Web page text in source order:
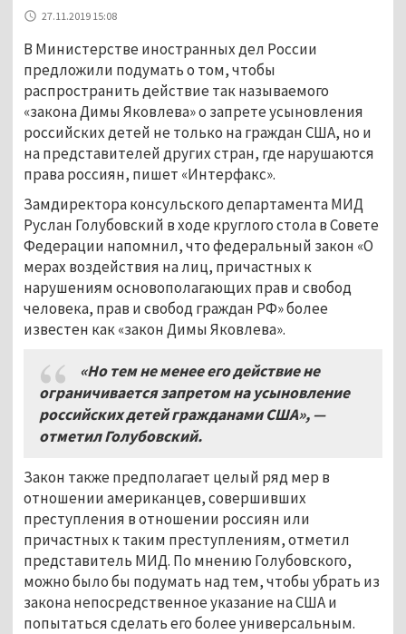
27.11.2019 15:08
В Министерстве иностранных дел России
предложили подумать о том, чтобы
распространить действие так называемого
«закона Димы Яковлева» о запрете усыновления
российских детей не только на граждан США, но и
на представителей других стран, где нарушаются
права россиян, пишет «Интерфакс».
Замдиректора консульского департамента МИД
Руслан Голубовский в ходе круглого стола в Совете
Федерации напомнил, что федеральный закон «О
мерах воздействия на лиц, причастных к
нарушениям основополагающих прав и свобод
человека, прав и свобод граждан РФ» более
известен как «закон Димы Яковлева».
«Но тем не менее его действие не
ограничивается запретом на усыновление
российских детей гражданами США», —
отметил Голубовский.
Закон также предполагает целый ряд мер в
отношении американцев, совершивших
преступления в отношении россиян или
причастных к таким преступлениям, отметил
представитель МИД. По мнению Голубовского,
можно было бы подумать над тем, чтобы убрать из
закона непосредственное указание на США и
попытаться сделать его более универсальным.